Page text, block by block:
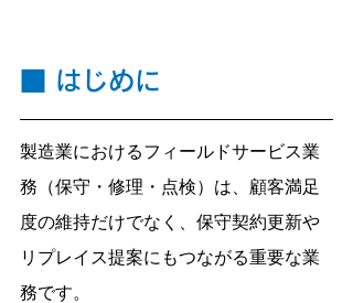
■ はじめに
製造業におけるフィールドサービス業
務（保守・修理・点検）は、顧客満足
度の維持だけでなく、保守契約更新や
リプレイス提案にもつながる重要な業
務です。